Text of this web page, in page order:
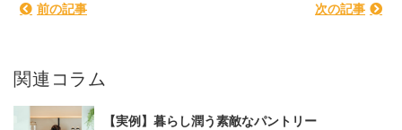
ージしてみてくださいね。
パントリーの形状は十人十色！
前の記事 次の記事
関連コラム
【実例】暮らし潤う素敵なパントリー